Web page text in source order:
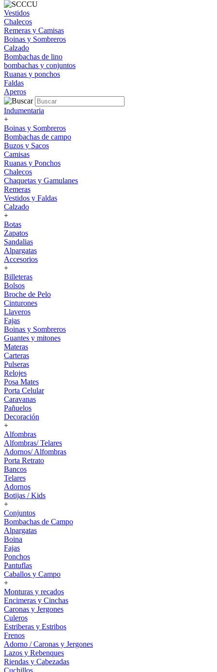
Vestidos
Chalecos
Remeras y Camisas
Boinas y Sombreros
Calzado
Bombachas de lino
bombachas y conjuntos
Ruanas y ponchos
Faldas
Aperos
Indumentaria
+
Boinas y Sombreros
Bombachas de campo
Buzos y Sacos
Camisas
Ruanas y Ponchos
Chalecos
Chaquetas y Gamulanes
Remeras
Vestidos y Faldas
Calzado
+
Botas
Zapatos
Sandalias
Alpargatas
Accesorios
+
Billeteras
Bolsos
Broche de Pelo
Cinturones
Llaveros
Fajas
Boinas y Sombreros
Guantes y mitones
Materas
Carteras
Pulseras
Relojes
Posa Mates
Porta Celular
Caravanas
Pañuelos
Decoración
+
Alfombras
Alfombras/ Telares
Adornos/ Alfombras
Porta Retrato
Bancos
Telares
Adornos
Botijas / Kids
+
Conjuntos
Bombachas de Campo
Alpargatas
Boina
Fajas
Ponchos
Pantuflas
Caballos y Campo
+
Monturas y recados
Encimeras y Cinchas
Caronas y Jergones
Culeros
Estriberas y Estribos
Frenos
Adorno / Caronas y Jergones
Lazos y Rebenques
Riendas y Cabezadas
Cuchillos